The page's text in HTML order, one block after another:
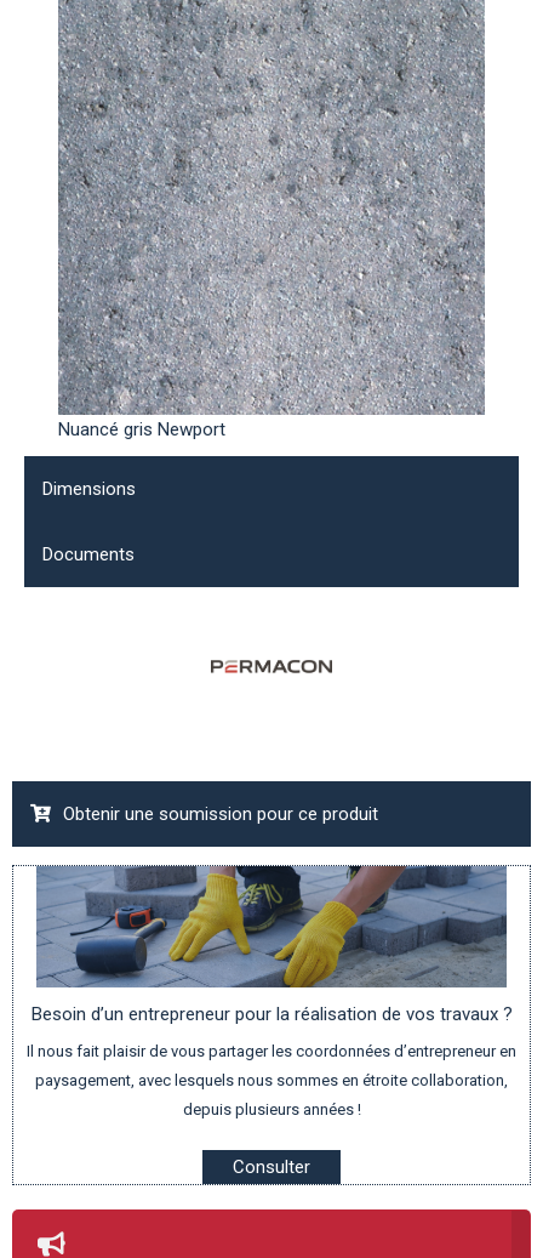
Nuancé gris Newport
Dimensions
Documents
Obtenir une soumission pour ce produit
Besoin d’un entrepreneur pour la réalisation de vos travaux ?
Il nous fait plaisir de vous partager les coordonnées d’entrepreneur en
paysagement, avec lesquels nous sommes en étroite collaboration,
depuis plusieurs années !
Consulter